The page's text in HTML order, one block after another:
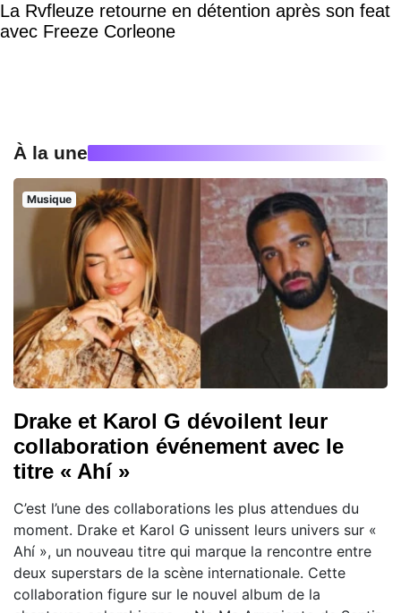
La Rvfleuze retourne en détention après son feat
avec Freeze Corleone
À la une
Musique
Drake et Karol G dévoilent leur
collaboration événement avec le
titre « Ahí »
C’est l’une des collaborations les plus attendues du
moment. Drake et Karol G unissent leurs univers sur «
Ahí », un nouveau titre qui marque la rencontre entre
deux superstars de la scène internationale. Cette
collaboration figure sur le nouvel album de la